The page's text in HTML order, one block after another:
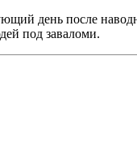
день после
под заваломи.